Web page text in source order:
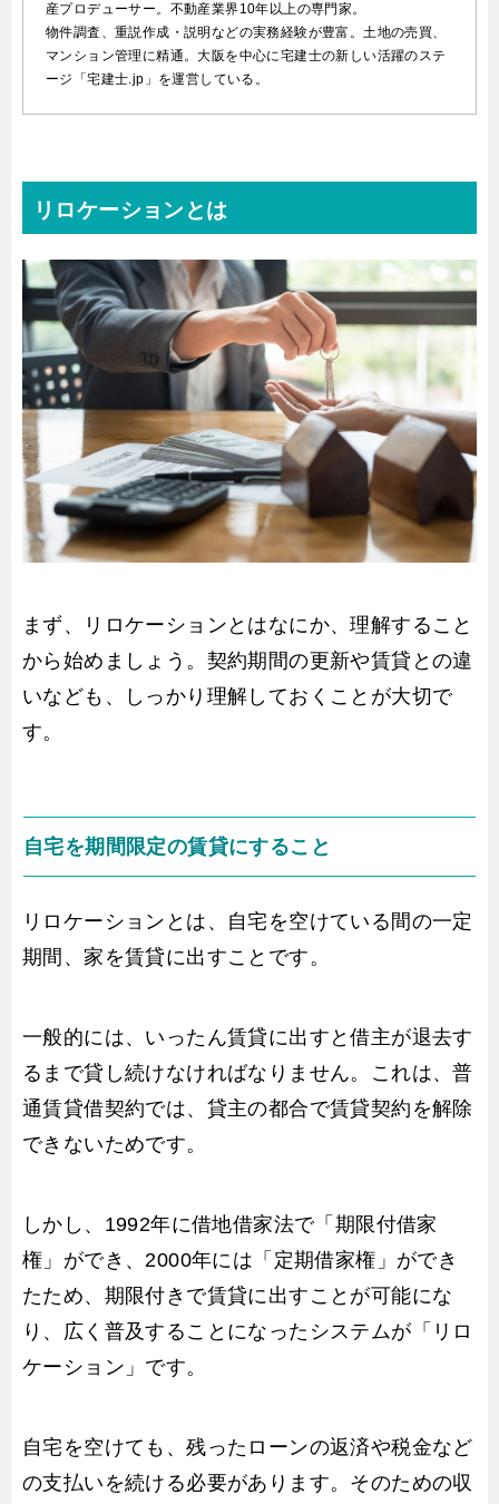
産プロデューサー。不動産業界10年以上の専門家。
物件調査、重説作成・説明などの実務経験が豊富。土地の売買、
マンション管理に精通。大阪を中心に宅建士の新しい活躍のステ
ージ「宅建士.jp」を運営している。
リロケーションとは
まず、リロケーションとはなにか、理解すること
から始めましょう。契約期間の更新や賃貸との違
いなども、しっかり理解しておくことが大切で
す。
自宅を期間限定の賃貸にすること
リロケーションとは、自宅を空けている間の一定
期間、家を賃貸に出すことです。
一般的には、いったん賃貸に出すと借主が退去す
るまで貸し続けなければなりません。これは、普
通賃貸借契約では、貸主の都合で賃貸契約を解除
できないためです。
しかし、1992年に借地借家法で「期限付借家
権」ができ、2000年には「定期借家権」ができ
たため、期限付きで賃貸に出すことが可能にな
り、広く普及することになったシステムが「リロ
ケーション」です。
自宅を空けても、残ったローンの返済や税金など
の支払いを続ける必要があります。そのための収